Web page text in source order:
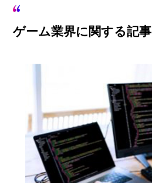
ゲーム業界に関する記事